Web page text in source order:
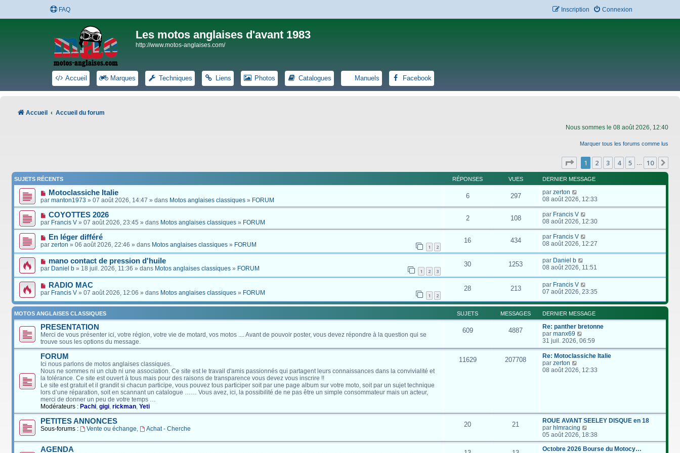
FAQ Connexion
Inscription
Les motos anglaises d'avant 1983
http://www.motos-anglaises.com/
Accueil Marques Techniques Liens Photos Catalogues Manuels Facebook
Accueil Accueil du forum
Nous sommes le 08 août 2026, 12:40
Marquer tous les forums comme lus
Page 1sur10
1 2 3 4 5 10
SUJETS RÉCENTS RÉPONSES VUES DERNIER MESSAGE
Motoclassiche Italie
par manton1973 » 07 août 2026, 14:47 » dans Motos anglaises classiques » FORUM
6 297 par zerton
08 août 2026, 12:33
COYOTTES 2026
par Francis V » 07 août 2026, 23:45 » dans Motos anglaises classiques » FORUM
2 108 par Francis V
08 août 2026, 12:30
En léger différé
1 2
par zerton » 06 août 2026, 22:46 » dans Motos anglaises classiques » FORUM
16 434 par Francis V
08 août 2026, 12:27
mano contact de pression d'huile
1 2 3
par Daniel b » 18 juil. 2026, 11:36 » dans Motos anglaises classiques » FORUM
30 1253 par Daniel b
08 août 2026, 11:51
RADIO MAC
1 2
par Francis V » 07 août 2026, 12:06 » dans Motos anglaises classiques » FORUM
28 213 par Francis V
07 août 2026, 23:35
MOTOS ANGLAISES CLASSIQUES SUJETS MESSAGES DERNIER MESSAGE
PRESENTATION
Merci de vous présenter ici, votre région, votre vie de motard, vos motos .... Avant de pouvoir poster, vous devez répondre à la question qui se
trouve sous les options du message.
609 4887
Re: panther bretonne
par manx69
o
n
s
l
e
r
n
e
31 juil. 2026, 06:59
FORUM
Ici nous parlons de motos anglaises classiques.
Nous ne sommes ni un club ni une association. Ce site est le travail d'amis passionnés qui partagent leurs connaissances dans la convivialité et
la tolérance. Ce site est ouvert à tous mais pour des raisons de transparence vous devez vous inscrire !!
Le site est gratuit et il grandit si chacun participe, vous pouvez tous participer soit par une page album sur votre moto, soit par un sujet technique
lors d’une réparation, soit en scannant un catalogue …… Vous avez, ici, la possibilité de ne pas être un simple consommateur mais un acteur,
merci de donner un peu de votre temps …
Modérateurs : Pachi, gigi, rickman, Yeti
11629 207708
Re: Motoclassiche Italie
par zerton
o
e
r
l
e
d
e
08 août 2026, 12:33
PETITES ANNONCES
Sous-forums : Vente ou échange, Achat - Cherche
20 21
ROUE AVANT SEELEY DISQUE en 18
par hlmracing
o
n
s
05 août 2026, 18:38
AGENDA
Octobre 2026 Bourse du Motocy…